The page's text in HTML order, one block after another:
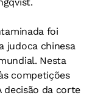
foi
judoca chinesa
Nesta
competições
decisão da corte